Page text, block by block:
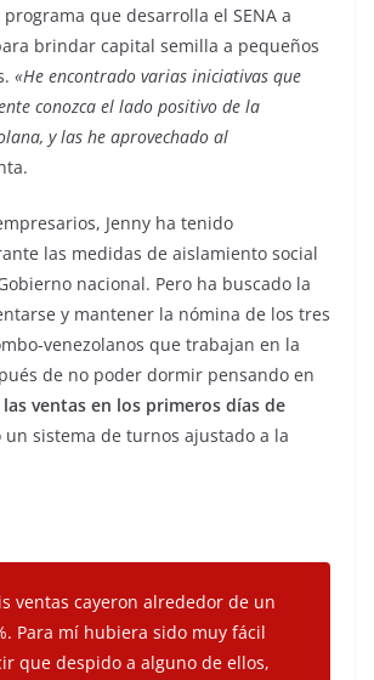
que desarrolla el SENA a
brindar capital semilla a pequeños
«He encontrado varias iniciativas que
conozca el lado positivo de la
y las he aprovechado al
Jenny ha tenido
las medidas de aislamiento social
nacional. Pero ha buscado la
y mantener la nómina de los tres
venezolanos que trabajan en la
de no poder dormir pensando en
las ventas en los primeros días de
un sistema de turnos ajustado a la
ventas cayeron alrededor de un
Para mí hubiera sido muy fácil
que despido a alguno de ellos,